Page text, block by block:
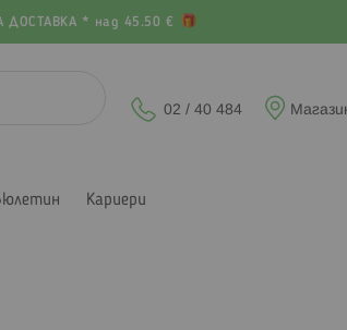
ДОСТАВКА * над 45.50 €
02 / 40 484
Кариери